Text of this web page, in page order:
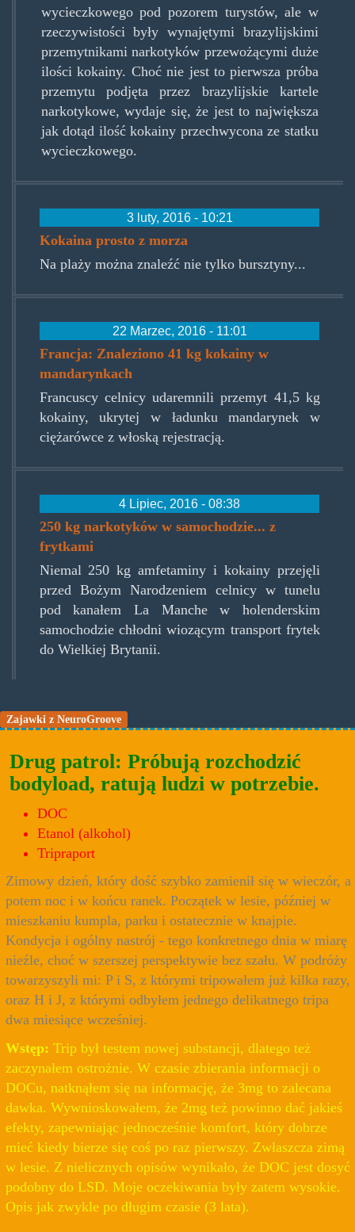
wycieczkowego pod pozorem turystów, ale w
rzeczywistości były wynajętymi brazylijskimi
przemytnikami narkotyków przewożącymi duże
ilości kokainy. Choć nie jest to pierwsza próba
przemytu podjęta przez brazylijskie kartele
narkotykowe, wydaje się, że jest to największa
jak dotąd ilość kokainy przechwycona ze statku
wycieczkowego.
3 luty, 2016 - 10:21
Kokaina prosto z morza
Na plaży można znaleźć nie tylko bursztyny...
22 Marzec, 2016 - 11:01
Francja: Znaleziono 41 kg kokainy w
mandarynkach
Francuscy celnicy udaremnili przemyt 41,5 kg
kokainy, ukrytej w ładunku mandarynek w
ciężarówce z włoską rejestracją.
4 Lipiec, 2016 - 08:38
250 kg narkotyków w samochodzie... z
frytkami
Niemal 250 kg amfetaminy i kokainy przejęli
przed Bożym Narodzeniem celnicy w tunelu
pod kanałem La Manche w holenderskim
samochodzie chłodni wiozącym transport frytek
do Wielkiej Brytanii.
Zajawki z NeuroGroove
Drug patrol: Próbują rozchodzić
bodyload, ratują ludzi w potrzebie.
DOC
Etanol (alkohol)
Tripraport
Zimowy dzień, który dość szybko zamienił się w wieczór, a
potem noc i w końcu ranek. Początek w lesie, później w
mieszkaniu kumpla, parku i ostatecznie w knajpie.
Kondycja i ogólny nastrój - tego konkretnego dnia w miarę
nieźle, choć w szerszej perspektywie bez szału. W podróży
towarzyszyli mi: P i S, z którymi tripowałem już kilka razy,
oraz H i J, z którymi odbyłem jednego delikatnego tripa
dwa miesiące wcześniej.
Wstęp: Trip był testem nowej substancji, dlatego też
zaczynałem ostrożnie. W czasie zbierania informacji o
DOCu, natknąłem się na informację, że 3mg to zalecana
dawka. Wywnioskowałem, że 2mg też powinno dać jakieś
efekty, zapewniając jednocześnie komfort, który dobrze
mieć kiedy bierze się coś po raz pierwszy. Zwłaszcza zimą
w lesie. Z nielicznych opisów wynikało, że DOC jest dosyć
podobny do LSD. Moje oczekiwania były zatem wysokie.
Opis jak zwykle po długim czasie (3 lata).